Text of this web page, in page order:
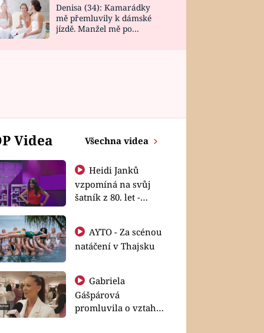
Denisa (34): Kamarádky
mě přemluvily k dámské
jízdě. Manžel mě po
Videa Všechna videa
Heidi Janků
vzpomíná na svůj
šatník z 80. let -
natáčení v Thajsku
Gabriela
Gášpárová
promluvila o vztahu